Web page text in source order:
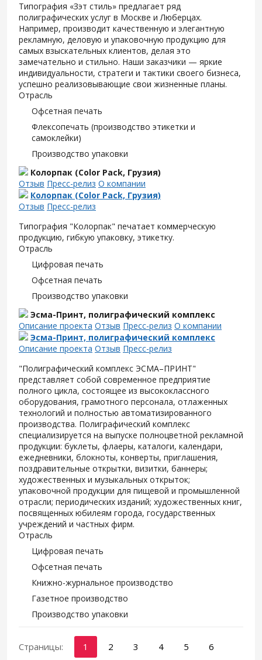
Типография «Зэт cтиль» предлагает ряд
полиграфических услуг в Москве и Люберцах.
Например, производит качественную и элегантную
рекламную, деловую и упаковочную продукцию для
самых взыскательных клиентов, делая это
замечательно и стильно. Наши заказчики — яркие
индивидуальности, стратеги и тактики своего бизнеса,
успешно реализовывающие свои жизненные планы.
Отрасль
Офсетная печать
Флексопечать (производство этикетки и
самоклейки)
Производство упаковки
Колорпак (Color Pack, Грузия)
Отзыв Пресс-релиз О компании
Колорпак (Color Pack, Грузия)
Отзыв Пресс-релиз
Типография "Колорпак" печатает коммерческую
продукцию, гибкую упаковку, этикетку.
Отрасль
Цифровая печать
Офсетная печать
Производство упаковки
Эсма-Принт, полиграфический комплекс
Описание проекта Отзыв Пресс-релиз О компании
Эсма-Принт, полиграфический комплекс
Описание проекта Отзыв Пресс-релиз
"Полиграфический комплекс ЭСМА–ПРИНТ"
представляет собой современное предприятие
полного цикла, состоящее из высококлассного
оборудования, грамотного персонала, отлаженных
технологий и полностью автоматизированного
производства. Полиграфический комплекс
специализируется на выпуске полноцветной рекламной
продукции: буклеты, флаеры, каталоги, календари,
ежедневники, блокноты, конверты, приглашения,
поздравительные открытки, визитки, баннеры;
художественных и музыкальных открыток;
упаковочной продукции для пищевой и промышленной
отрасли; периодических изданий; художественных книг,
посвященных юбилеям города, государственных
учреждений и частных фирм.
Отрасль
Цифровая печать
Офсетная печать
Книжно-журнальное производство
Газетное производство
Производство упаковки
Страницы: 1 2 3 4 5 6